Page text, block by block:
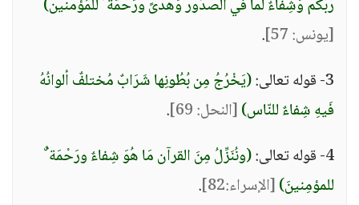
رَّبِّكم وَشِفاءٌ لما في الصُّدُور وَهُدىً ورَحْمَة ٌ للمُؤمنين)
[يونس: 57]
.
3- قوله تعالى:
(يَخْرُجُ مِن بُطُونِها شَرَابٌ مُختلفٌ ألوانُهُ
فَيهِ شِفاءٌ للنّاس)[النحل: 69]
.
4- قوله تعالى:
(ونُنَزِّلُ مِنَ القرآن مَا هُوَ شِفاءٌ ورَحْمَة ٌ
للمؤمِنينَ)[الإسراء:82]
.